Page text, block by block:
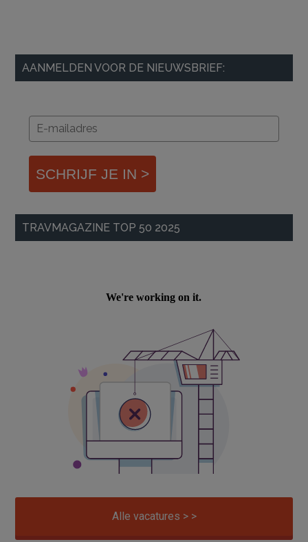
AANMELDEN VOOR DE NIEUWSBRIEF:
SCHRIJF JE IN >
TRAVMAGAZINE TOP 50 2025
Alle vacatures > >